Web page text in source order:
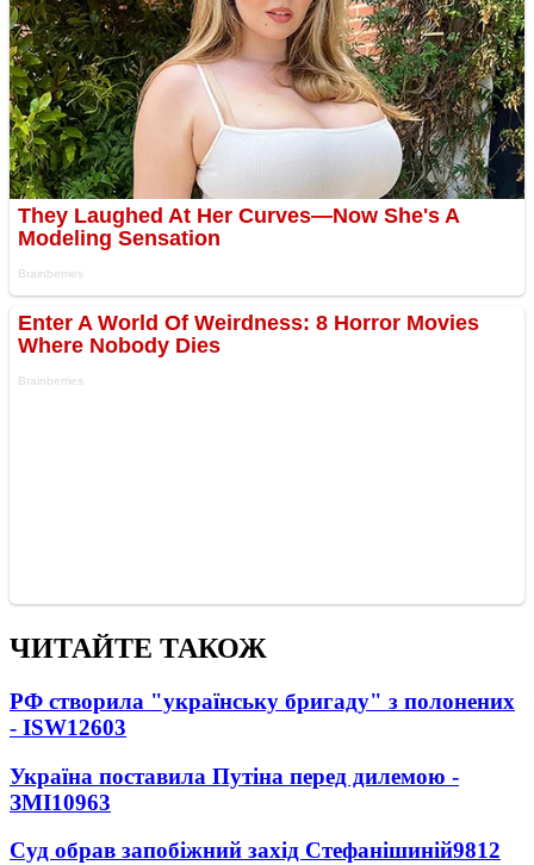
ЧИТАЙТЕ ТАКОЖ
РФ створила "українську бригаду" з полонених
- ISW12603
Україна поставила Путіна перед дилемою -
ЗМІ10963
Суд обрав запобіжний захід Стефанішиній9812